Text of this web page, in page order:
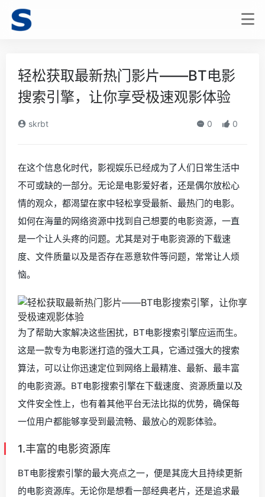
轻松获取最新热门影片——BT电影
搜索引擎，让你享受极速观影体验
skrbt 0 0
在这个信息化时代，影视娱乐已经成为了人们日常生活中
不可或缺的一部分。无论是电影爱好者，还是偶尔放松心
情的观众，都渴望在家中轻松享受最新、最热门的电影。
如何在海量的网络资源中找到自己想要的电影资源，一直
是一个让人头疼的问题。尤其是对于电影资源的下载速
度、文件质量以及是否存在恶意软件等问题，常常让人烦
恼。
为了帮助大家解决这些困扰，BT电影搜索引擎应运而生。
这是一款专为电影迷打造的强大工具，它通过强大的搜索
算法，可以让你迅速定位到网络上最精准、最新、最丰富
的电影资源。BT电影搜索引擎在下载速度、资源质量以及
文件安全性上，也有着其他平台无法比拟的优势，确保每
一位用户都能够享受到最流畅、最放心的观影体验。
1.丰富的电影资源库
BT电影搜索引擎的最大亮点之一，便是其庞大且持续更新
的电影资源库。无论你是想看一部经典老片，还是追求最